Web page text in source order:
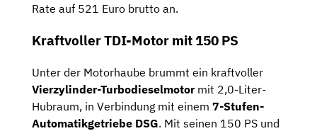
Rate auf 521 Euro brutto an.
Kraftvoller TDI-Motor mit 150 PS
Unter der Motorhaube brummt ein kraftvoller
Vierzylinder-Turbodieselmotormit 2,0-Liter-
Hubraum, in Verbindung mit einem 7-Stufen-
Automatikgetriebe DSG. Mit seinen 150 PS und